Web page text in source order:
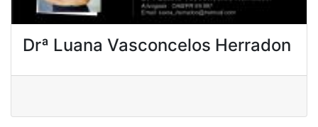
Drª Luana Vasconcelos Herradon